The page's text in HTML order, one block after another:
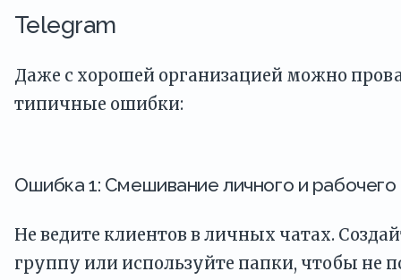
Telegram
Даже с хорошей организацией можно
типичные ошибки:
Ошибка 1: Смешивание личного и рабочего
Не ведите клиентов в личных чатах.
группу или используйте папки, чтобы не